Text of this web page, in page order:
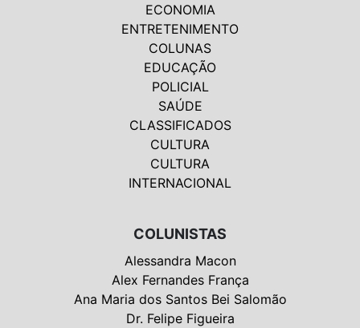
ECONOMIA
ENTRETENIMENTO
COLUNAS
EDUCAÇÃO
POLICIAL
SAÚDE
CLASSIFICADOS
CULTURA
CULTURA
INTERNACIONAL
COLUNISTAS
Alessandra Macon
Alex Fernandes França
Ana Maria dos Santos Bei Salomão
Dr. Felipe Figueira